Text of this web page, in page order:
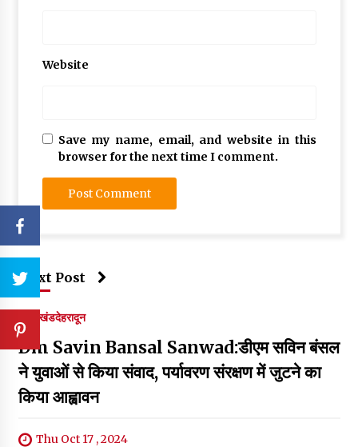
Website
Save my name, email, and website in this
browser for the next time I comment.
Next Post
उत्तराखंडदेहरादून
Dm Savin Bansal Sanwad:डीएम सविन बंसल
ने युवाओं से किया संवाद, पर्यावरण संरक्षण में जुटने का
किया आह्वावन
Thu Oct 17 , 2024